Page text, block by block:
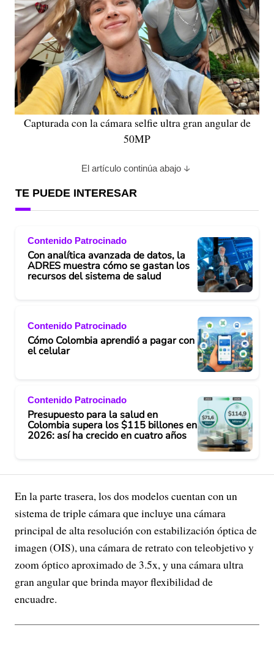
Capturada con la cámara selfie ultra gran angular de
50MP
El artículo continúa abajo
TE PUEDE INTERESAR
Contenido Patrocinado
Con analítica avanzada de datos, la
ADRES muestra cómo se gastan los
recursos del sistema de salud
Contenido Patrocinado
Cómo Colombia aprendió a pagar con
el celular
Contenido Patrocinado
Presupuesto para la salud en
Colombia supera los $115 billones en
2026: así ha crecido en cuatro años
En la parte trasera, los dos modelos cuentan con un
sistema de triple cámara que incluye una cámara
principal de alta resolución con estabilización óptica de
imagen (OIS), una cámara de retrato con teleobjetivo y
zoom óptico aproximado de 3.5x, y una cámara ultra
gran angular que brinda mayor flexibilidad de
encuadre.